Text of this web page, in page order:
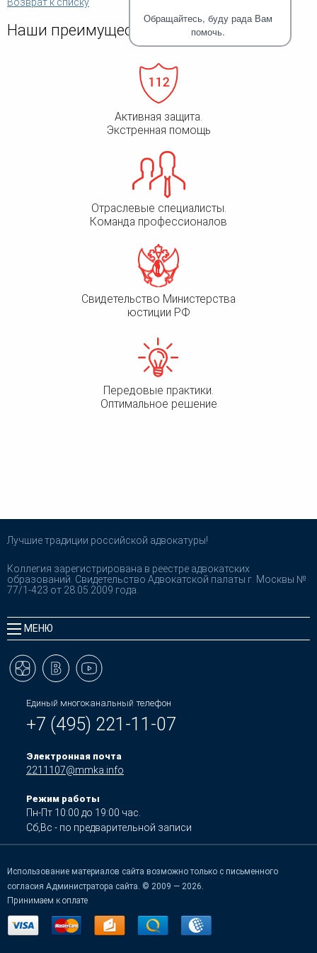
Обращайтесь, буду рада Вам
помочь.
Миграционное право
Недвижимость
Неимущественные права
Страховые споры
Таможенный адвокат
Суды
Возврат к списку
Наши преимущества
Активная защита.
Экстренная помощь
Отраслевые специалисты.
Команда профессионалов
Свидетельство Министерства
юстиции РФ
Передовые практики.
Оптимальное решение
Лучшие традиции российской адвокатуры!
Коллегия зарегистрирована в реестре адвокатских
образований. Свидетельство Адвокатской палаты г. Москвы №
77/1-423 от 28.05.2009 года.
МЕНЮ
Единый многоканальный телефон
+7 (495) 221-11-07
Электронная почта
2211107@mmka.info
Режим работы
Пн-Пт 10:00 до 19:00 час.
Сб,Вс - по предварительной записи
Использование материалов сайта возможно только с письменного
согласия Администратора сайта. © 2009 — 2026.
Принимаем к оплате